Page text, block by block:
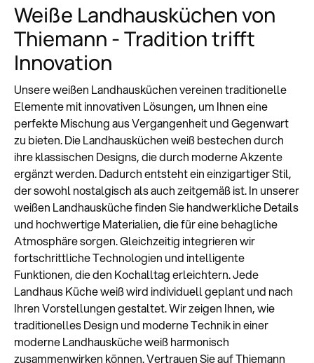
Weiße Landhausküchen von
Thiemann - Tradition trifft
Innovation
Unsere weißen Landhausküchen vereinen traditionelle
Elemente mit innovativen Lösungen, um Ihnen eine
perfekte Mischung aus Vergangenheit und Gegenwart
zu bieten. Die Landhausküchen weiß bestechen durch
ihre klassischen Designs, die durch moderne Akzente
ergänzt werden. Dadurch entsteht ein einzigartiger Stil,
der sowohl nostalgisch als auch zeitgemäß ist. In unserer
weißen Landhausküche finden Sie handwerkliche Details
und hochwertige Materialien, die für eine behagliche
Atmosphäre sorgen. Gleichzeitig integrieren wir
fortschrittliche Technologien und intelligente
Funktionen, die den Kochalltag erleichtern. Jede
Landhaus Küche weiß wird individuell geplant und nach
Ihren Vorstellungen gestaltet. Wir zeigen Ihnen, wie
traditionelles Design und moderne Technik in einer
moderne Landhausküche weiß harmonisch
zusammenwirken können. Vertrauen Sie auf Thiemann